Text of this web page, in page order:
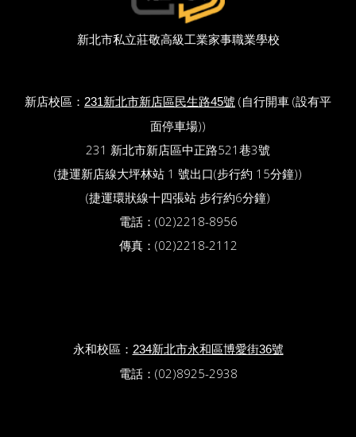
新北市私立莊敬高級工業家事職業學校
新店校區： 231新北市新店區民生路45號 (自行開車 (設有平
面停車場))
231 新北市新店區中正路521巷3號
(捷運新店線大坪林站 1 號出口(步行約 15分鐘))
(捷運環狀線十四張站 步行約6分鐘)
電話：(02)2218-8956
傳真：(02)2218-2112
永和校區： 234新北市永和區博愛街36號
電話：(02)8925-2938